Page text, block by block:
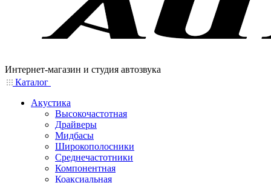
Интернет-магазин и студия автозвука
Каталог
Акустика
Высокочастотная
Драйверы
Мидбасы
Широкополосники
Среднечастотники
Компонентная
Коаксиальная